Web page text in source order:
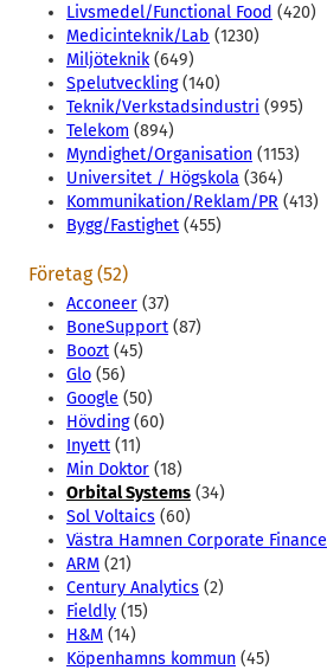
Livsmedel/Functional Food (420)
Medicinteknik/Lab (1230)
Miljöteknik(649)
Spelutveckling(140)
Teknik/Verkstadsindustri (995)
Telekom (894)
Myndighet/Organisation (1153)
Universitet / Högskola (364)
Kommunikation/Reklam/PR (413)
Bygg/Fastighet (455)
Företag (52)
Acconeer (37)
BoneSupport (87)
Boozt (45)
Glo (56)
Google (50)
Hövding(60)
Inyett (11)
Min Doktor (18)
Orbital Systems (34)
Sol Voltaics (60)
Västra Hamnen Corporate Finance
ARM (21)
Century Analytics (2)
Fieldly (15)
H&M (14)
Köpenhamns kommun (45)